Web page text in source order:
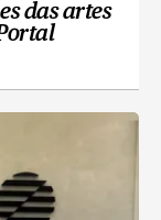
das artes